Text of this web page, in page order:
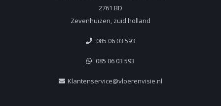
2761 BD
Zevenhuizen, zuid holland
085 06 03 593
085 06 03 593
Klantenservice@vloerenvisie.nl